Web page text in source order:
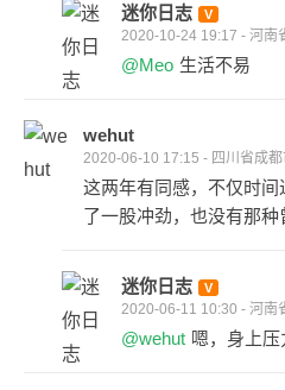
迷你日志
2020-10-24 19:17 - 河南
@Meo 生活不易
wehut
2020-06-10 17:15 - 四川省成都
这两年有同感，不仅时
了一股冲劲，也没有那种
迷你日志
2020-06-11 10:30 - 河南
@wehut 嗯，身上压